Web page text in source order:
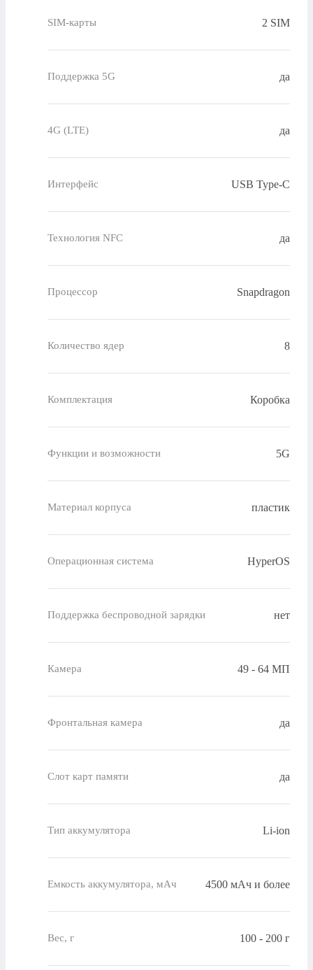
SIM-карты 2 SIM
Поддержка 5G да
4G (LTE) да
Интерфейс USB Type-C
Технология NFC да
Процессор Snapdragon
Количество ядер 8
Комплектация Коробка
Функции и возможности 5G
Материал корпуса пластик
Операционная система HyperOS
Поддержка беспроводной зарядки нет
Камера 49 - 64 МП
Фронтальная камера да
Слот карт памяти да
Тип аккумулятора Li-ion
Емкость аккумулятора, мАч 4500 мАч и более
Вес, г 100 - 200 г